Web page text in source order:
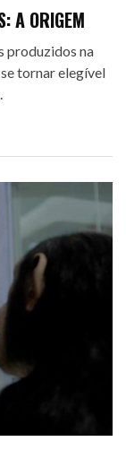
A ORIGEM
produzidos na
tornar elegível